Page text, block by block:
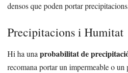
densos que poden portar
Precipitacions i Humitat
Hi ha unaprobabilitat de
recomana portar un impermeable o un